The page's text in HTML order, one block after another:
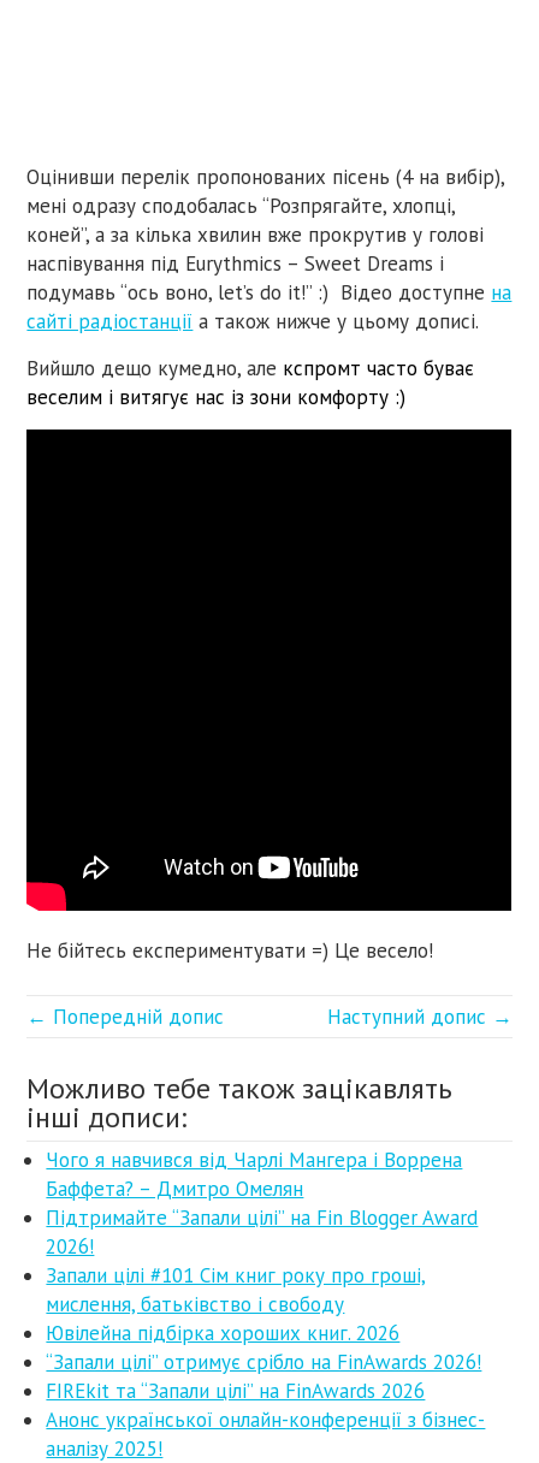
Оцінивши перелік пропонованих пісень (4 на вибір),
мені одразу сподобалась “Розпрягайте, хлопцi,
коней”, а за кілька хвилин вже прокрутив у голові
наспівування під Eurythmics – Sweet Dreams і
подумавь “ось воно, let’s do it!” :) Відео доступне на
сайті радіостанції а також нижче у цьому дописі.
Вийшло дещо кумедно, але кспромт часто буває
веселим і витягує нас із зони комфорту :)
Не бійтесь експериментувати =) Це весело!
← Попередній допис Наступний допис →
Можливо тебе також зацікавлять
інші дописи:
Чого я навчився від Чарлі Мангера і Воррена
Баффета? – Дмитро Омелян
Підтримайте “Запали цілі” на Fin Blogger Award
2026!
Запали цілі #101 Сім книг року про гроші,
мислення, батьківство і свободу
Ювілейна підбірка хороших книг. 2026
“Запали цілі” отримує срібло на FinAwards 2026!
FIREkit та “Запали цілі” на FinAwards 2026
Анонс української онлайн-конференції з бізнес-
аналізу 2025!